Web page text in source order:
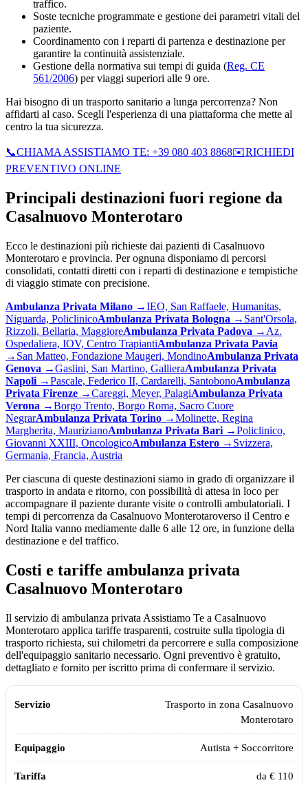
traffico.
Soste tecniche programmate e gestione dei parametri vitali del
paziente.
Coordinamento con i reparti di partenza e destinazione per
garantire la continuità assistenziale.
Gestione della normativa sui tempi di guida (Reg. CE
561/2006) per viaggi superiori alle 9 ore.
Hai bisogno di un trasporto sanitario a lunga percorrenza? Non
affidarti al caso. Scegli l'esperienza di una piattaforma che mette al
centro la tua sicurezza.
📞CHIAMA ASSISTIAMO TE: +39 080 403 8868✉️RICHIEDI
PREVENTIVO ONLINE
Principali destinazioni fuori regione da
Casalnuovo Monterotaro
Ecco le destinazioni più richieste dai pazienti di Casalnuovo
Monterotaro e provincia. Per ognuna disponiamo di percorsi
consolidati, contatti diretti con i reparti di destinazione e tempistiche
di viaggio stimate con precisione.
Ambulanza Privata Milano →IEO, San Raffaele, Humanitas,
Niguarda, PoliclinicoAmbulanza Privata Bologna → Sant'Orsola,
Rizzoli, Bellaria, MaggioreAmbulanza Privata Padova → Az.
Ospedaliera, IOV, Centro TrapiantiAmbulanza Privata Pavia
→ San Matteo, Fondazione Maugeri, MondinoAmbulanza Privata
Genova →Gaslini, San Martino, GallieraAmbulanza Privata
Napoli →Pascale, Federico II, Cardarelli, SantobonoAmbulanza
Privata Firenze →Careggi, Meyer, PalagiAmbulanza Privata
Verona →Borgo Trento, Borgo Roma, Sacro Cuore
NegrarAmbulanza Privata Torino →Molinette, Regina
Margherita, MaurizianoAmbulanza Privata Bari →Policlinico,
Giovanni XXIII, OncologicoAmbulanza Estero → Svizzera,
Germania, Francia, Austria
Per ciascuna di queste destinazioni siamo in grado di organizzare il
trasporto in andata e ritorno, con possibilità di attesa in loco per
accompagnare il paziente durante visite o controlli ambulatoriali. I
tempi di percorrenza da Casalnuovo Monterotaroverso il Centro e
Nord Italia vanno mediamente dalle 6 alle 12 ore, in funzione della
destinazione e del traffico.
Costi e tariffe ambulanza privata
Casalnuovo Monterotaro
Il servizio di ambulanza privata Assistiamo Te a Casalnuovo
Monterotaro applica tariffe trasparenti, costruite sulla tipologia di
trasporto richiesta, sui chilometri da percorrere e sulla composizione
dell'equipaggio sanitario necessario. Ogni preventivo è gratuito,
dettagliato e fornito per iscritto prima di confermare il servizio.
Servizio
Trasporto in zona Casalnuovo
Monterotaro
Autista + Soccorritore
da € 110